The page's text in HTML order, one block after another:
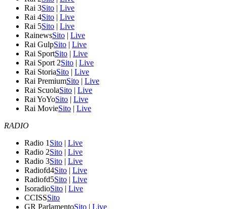
Rai 3Sito | Live
Rai 4Sito | Live
Rai 5Sito | Live
RainewsSito | Live
Rai GulpSito | Live
Rai SportSito | Live
Rai Sport 2Sito | Live
Rai StoriaSito | Live
Rai PremiumSito | Live
Rai ScuolaSito | Live
Rai YoYoSito | Live
Rai MovieSito | Live
RADIO
Radio 1 Sito | Live
Radio 2Sito | Live
Radio 3Sito | Live
Radiofd4Sito | Live
Radiofd5Sito | Live
IsoradioSito | Live
CCISSSito
GR ParlamentoSito | Live